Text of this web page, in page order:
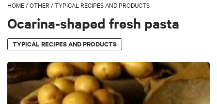
HOME /OTHER /TYPICAL RECIPES AND PRODUCTS
Ocarina-shaped fresh pasta
TYPICAL RECIPES AND PRODUCTS